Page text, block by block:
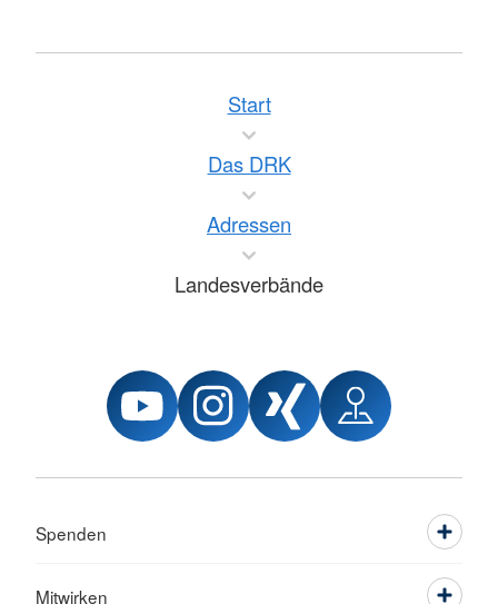
Start
Das DRK
Adressen
Landesverbände
Spenden
Mitwirken